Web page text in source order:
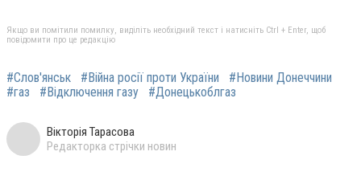
Якщо ви помітили помилку, виділіть необхідний текст і натисніть Ctrl + Enter, щоб
повідомити про це редакцію
#Слов'янськ #Війна росії проти України
#Новини Донеччини
#газ
#Відключення газу #Донецькоблгаз
Вікторія Тарасова
Редакторка стрічки новин